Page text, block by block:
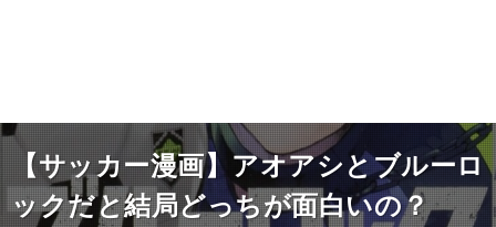
【サッカー漫画】アオアシとブルーロ
ックだと結局どっちが面白いの？